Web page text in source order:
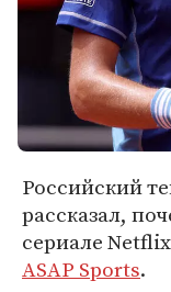
Российский
рассказал,
сериале
ASAP Sports.